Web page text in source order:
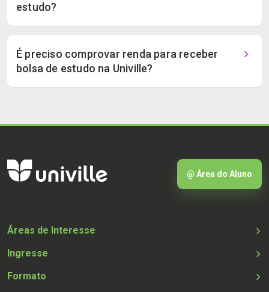
estudo?
É preciso comprovar renda para receber
bolsa de estudo na Univille?
@ Área do Aluno
Áreas de Interesse
Ingresse
Formato